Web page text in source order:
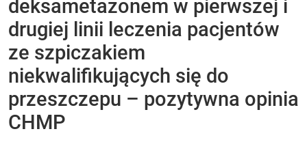
deksametazonem w pierwszej i
drugiej linii leczenia pacjentów
ze szpiczakiem
niekwalifikujących się do
przeszczepu – pozytywna opinia
CHMP